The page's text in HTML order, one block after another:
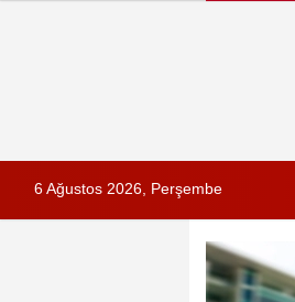
6 Ağustos 2026, Perşembe